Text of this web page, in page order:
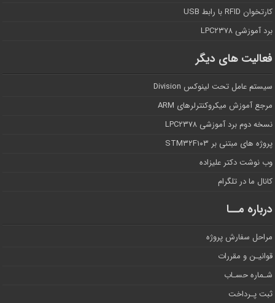
کارتخوان RFID با رابط USB
برد آموزشی LPC۲۳۷۸
فعالیت های دیگر
سیستم عامل تحت لینوکس Division
مرجع آموزش میکروکنترلرهای ARM
نسخه دوم برد آموزشی LPC۲۳۷۸
پروژه های مبتنی بر STM۳۲F۱۰۳
وب نوشت دکتر علیزاده
کانال ما در تلگرام
درباره مــا
مراحل سفارش پروژه
قوانیـن و مقررات
شـماره حسـاب
ثبت پـرداخت